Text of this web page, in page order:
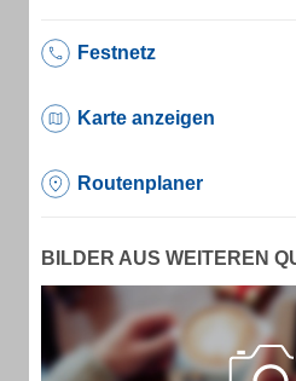
Festnetz
Karte anzeigen
Routenplaner
BILDER AUS WEITEREN